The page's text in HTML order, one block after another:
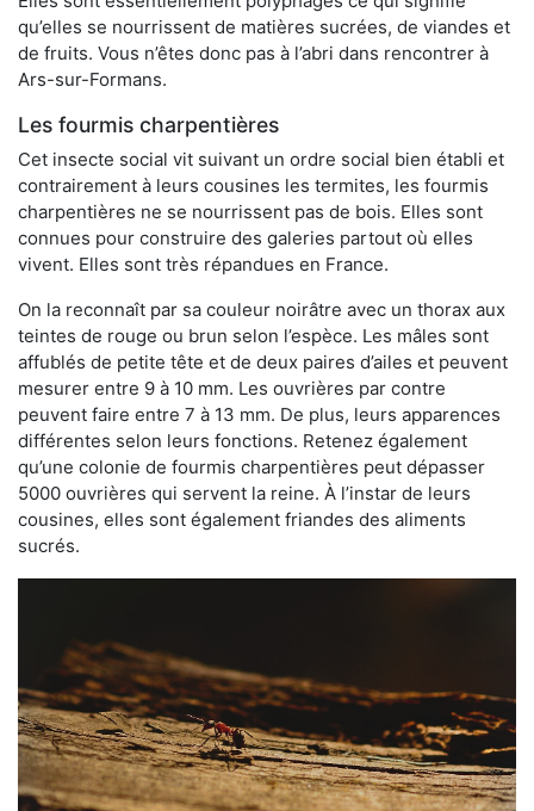
qu’elles se nourrissent de matières sucrées, de viandes et
de fruits. Vous n’êtes donc pas à l’abri dans rencontrer à
Ars-sur-Formans.
Les fourmis charpentières
Cet insecte social vit suivant un ordre social bien établi et
contrairement à leurs cousines les termites, les fourmis
charpentières ne se nourrissent pas de bois. Elles sont
connues pour construire des galeries partout où elles
vivent. Elles sont très répandues en France.
On la reconnaît par sa couleur noirâtre avec un thorax aux
teintes de rouge ou brun selon l’espèce. Les mâles sont
affublés de petite tête et de deux paires d’ailes et peuvent
mesurer entre 9 à 10 mm. Les ouvrières par contre
peuvent faire entre 7 à 13 mm. De plus, leurs apparences
différentes selon leurs fonctions. Retenez également
qu’une colonie de fourmis charpentières peut dépasser
5000 ouvrières qui servent la reine. À l’instar de leurs
cousines, elles sont également friandes des aliments
sucrés.